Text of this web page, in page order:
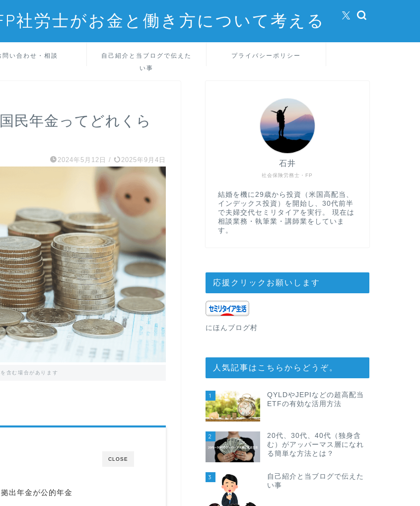
社労士がお金と働き方について考える
問い合わせ・相談
自己紹介と当ブログで伝えた
い事
プライバシーポリシー
民年金ってどれくら
2024年5月12日 / 2025年9月4日
含む場合があります
CLOSE
出年金が公的年金
社会保険労務士・FP
石井
結婚を機に29歳から投資（米国高配当、
インデックス投資）を開始し、30代前半
で夫婦交代セミリタイアを実行。 現在は
相談業務・執筆業・講師業をしていま
す。
応援クリックお願いします
にほんブログ村
人気記事はこちらからどうぞ。
1
QYLDやJEPIなどの超高配当
ETFの有効な活用方法
2
20代、30代、40代（独身含
む）がアッパーマス層になれ
る簡単な方法とは？
3
自己紹介と当ブログで伝えた
い事